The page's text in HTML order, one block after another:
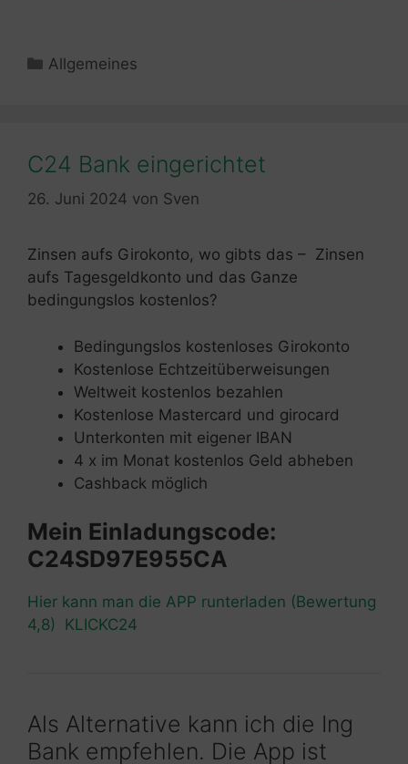
Kategorien
Allgemeines
C24 Bank eingerichtet
26. Juni 2024 von Sven
Zinsen aufs Girokonto, wo gibts das – Zinsen
aufs Tagesgeldkonto und das Ganze
bedingungslos kostenlos?
Bedingungslos kostenloses Girokonto
Kostenlose Echtzeitüberweisungen
Weltweit kostenlos bezahlen
Kostenlose Mastercard und girocard
Unterkonten mit eigener IBAN
4 x im Monat kostenlos Geld abheben
Cashback möglich
Mein Einladungscode:
C24SD97E955CA
Hier kann man die APP runterladen (Bewertung
4,8) KLICKC24
Als Alternative kann ich die Ing
Bank empfehlen. Die App ist